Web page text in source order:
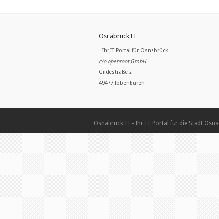
Osnabrück IT
- Ihr IT Portal für Osnabrück -
c/o openroot GmbH
Gildestraße 2
49477 Ibbenbüren
Osnabrück IT - Ihr IT Portal für die Stadt